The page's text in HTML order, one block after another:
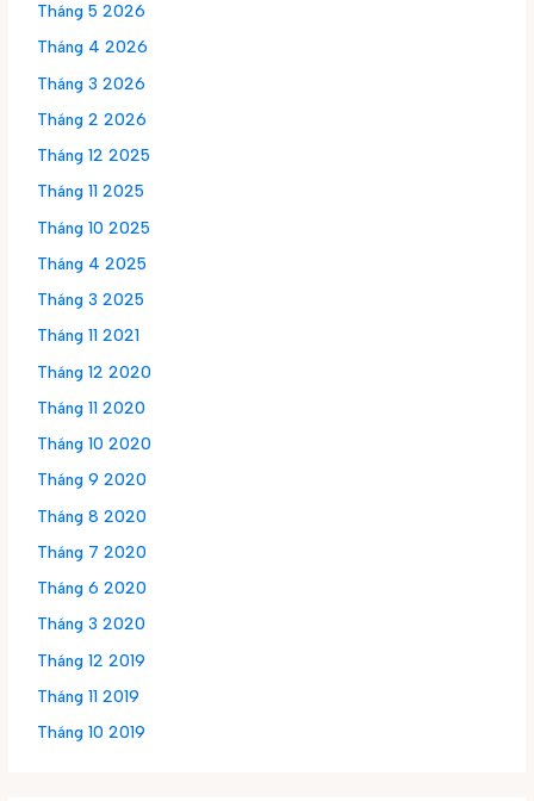
Tháng 5 2026
Tháng 4 2026
Tháng 3 2026
Tháng 2 2026
Tháng 12 2025
Tháng 11 2025
Tháng 10 2025
Tháng 4 2025
Tháng 3 2025
Tháng 11 2021
Tháng 12 2020
Tháng 11 2020
Tháng 10 2020
Tháng 9 2020
Tháng 8 2020
Tháng 7 2020
Tháng 6 2020
Tháng 3 2020
Tháng 12 2019
Tháng 11 2019
Tháng 10 2019